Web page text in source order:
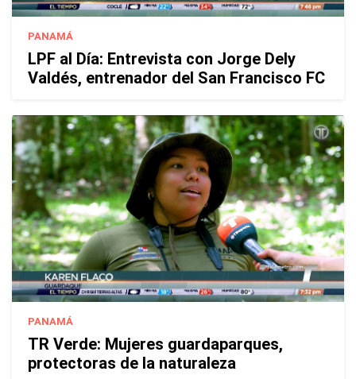
PANAMÁ
LPF al Día: Entrevista con Jorge Dely
Valdés, entrenador del San Francisco FC
PANAMÁ
TR Verde: Mujeres guardaparques,
protectoras de la naturaleza